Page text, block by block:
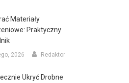
Materiały
Praktyczny
2026 Redaktor
Ukryć Drobne